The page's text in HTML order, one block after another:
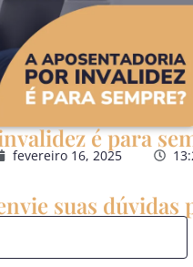
é para
fevereiro 16, 2025
suas dúvidas